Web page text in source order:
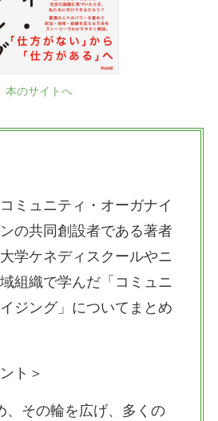
本のサイトへ
ミュニティ・オーガナイ
の共同創設者である著者
学ケネディスクールやニ
組織で学んだ「コミュニ
ジング」についてまとめ
ト＞
、その輪を広げ、多くの